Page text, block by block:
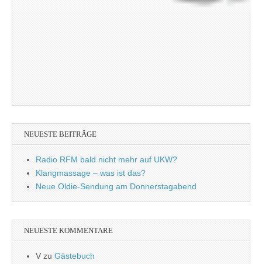
NEUESTE BEITRÄGE
Radio RFM bald nicht mehr auf UKW?
Klangmassage – was ist das?
Neue Oldie-Sendung am Donnerstagabend
NEUESTE KOMMENTARE
V zu Gästebuch